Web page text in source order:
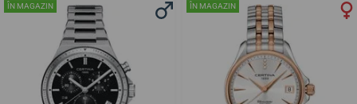
ÎN MAGAZIN ÎN MAGAZIN